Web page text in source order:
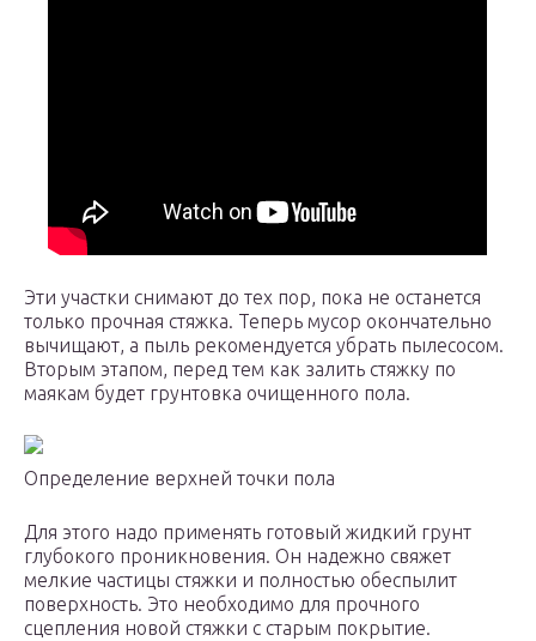
Эти участки снимают до тех пор, пока не останется
только прочная стяжка. Теперь мусор окончательно
вычищают, а пыль рекомендуется убрать пылесосом.
Вторым этапом, перед тем как залить стяжку по
маякам будет грунтовка очищенного пола.
Определение верхней точки пола
Для этого надо применять готовый жидкий грунт
глубокого проникновения. Он надежно свяжет
мелкие частицы стяжки и полностью обеспылит
поверхность. Это необходимо для прочного
сцепления новой стяжки с старым покрытие.